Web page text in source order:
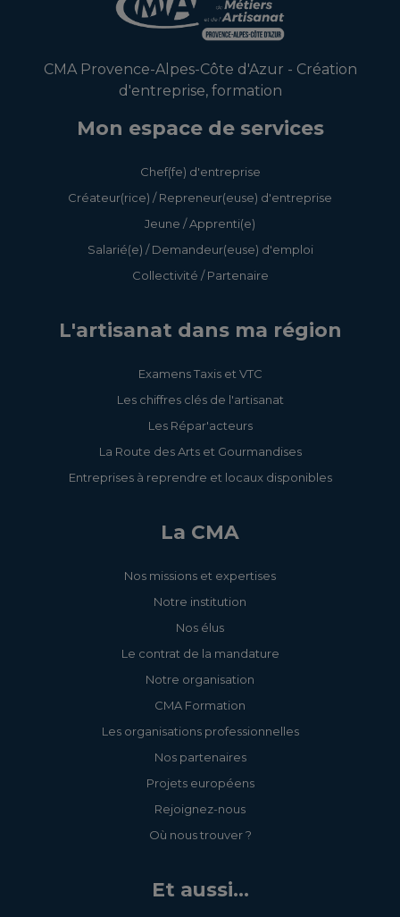
CMA Provence-Alpes-Côte d'Azur - Création
d'entreprise, formation
Mon espace de services
Chef(fe) d'entreprise
Créateur(rice) / Repreneur(euse) d'entreprise
Jeune / Apprenti(e)
Salarié(e) / Demandeur(euse) d'emploi
Collectivité / Partenaire
L'artisanat dans ma région
Examens Taxis et VTC
Les chiffres clés de l'artisanat
Les Répar'acteurs
La Route des Arts et Gourmandises
Entreprises à reprendre et locaux disponibles
La CMA
Nos missions et expertises
Notre institution
Nos élus
Le contrat de la mandature
Notre organisation
CMA Formation
Les organisations professionnelles
Nos partenaires
Projets européens
Rejoignez-nous
Où nous trouver ?
Et aussi...